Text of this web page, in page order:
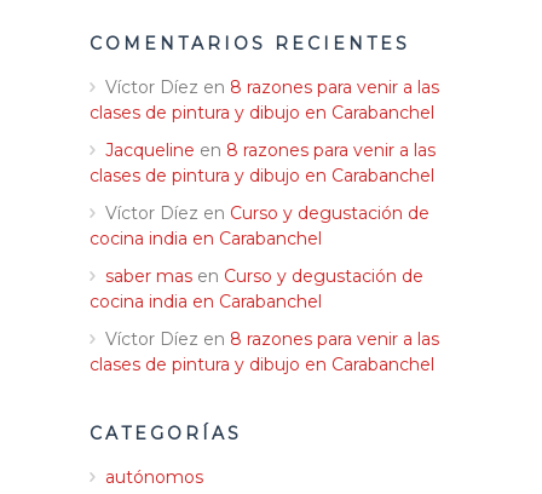
COMENTARIOS RECIENTES
Víctor Díez en 8 razones para venir a las
clases de pintura y dibujo en Carabanchel
Jacqueline en 8 razones para venir a las
clases de pintura y dibujo en Carabanchel
Víctor Díez en Curso y degustación de
cocina india en Carabanchel
saber mas en Curso y degustación de
cocina india en Carabanchel
Víctor Díez en 8 razones para venir a las
clases de pintura y dibujo en Carabanchel
CATEGORÍAS
autónomos